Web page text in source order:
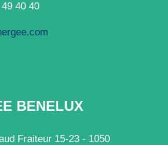
40 40
BENELUX
Fraiteur 15-23 - 1050